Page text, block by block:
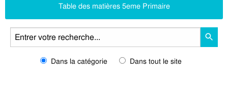
Table des matières 5eme Primaire
Dans la catégorie Dans tout le site